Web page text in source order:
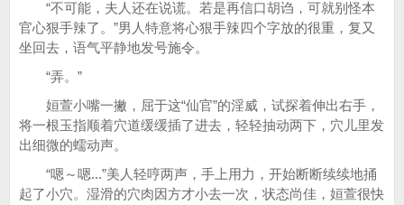
“不可能，夫人还在说谎。若是再信口胡诌，可就别怪本
官心狠手辣了。”男人特意将心狠手辣四个字放的很重，复又
坐回去，语气平静地发号施令。
“弄。”
姮萱小嘴一撇，屈于这“仙官”的淫威，试探着伸出右手，
将一根玉指顺着穴道缓缓插了进去，轻轻抽动两下，穴儿里发
出细微的蠕动声。
“嗯～嗯...”美人轻哼两声，手上用力，开始断断续续地捅
起了小穴。湿滑的穴肉因方才小去一次，状态尚佳，姮萱很快